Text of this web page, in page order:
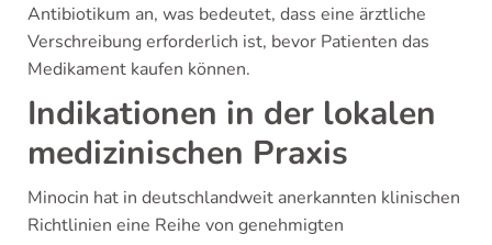
Antibiotikum an, was bedeutet, dass eine ärztliche
Verschreibung erforderlich ist, bevor Patienten das
Medikament kaufen können.
Indikationen in der lokalen
medizinischen Praxis
Minocin hat in deutschlandweit anerkannten klinischen
Richtlinien eine Reihe von genehmigten